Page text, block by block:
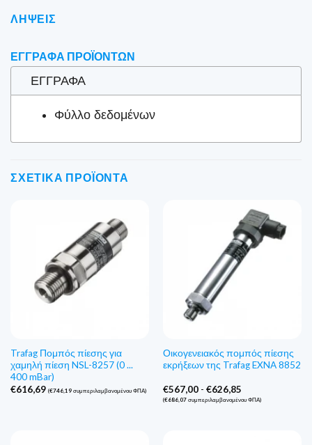
ΛΉΨΕΙΣ
ΈΓΓΡΑΦΑ ΠΡΟΪΌΝΤΩΝ
ΈΓΓΡΑΦΑ
Φύλλο δεδομένων
ΣΧΕΤΙΚΆ ΠΡΟΪΌΝΤΑ
Trafag Πομπός πίεσης για
χαμηλή πίεση NSL-8257 (0 ...
400 mBar)
€616,69 (€746,19συμπεριλαμβανομένου ΦΠΑ)
Οικογενειακός πομπός πίεσης
εκρήξεων της Trafag EXNA 8852
€567,00 - €626,85Εύρος
τιμών:
(€686,07συμπεριλαμβανομένου ΦΠΑ)